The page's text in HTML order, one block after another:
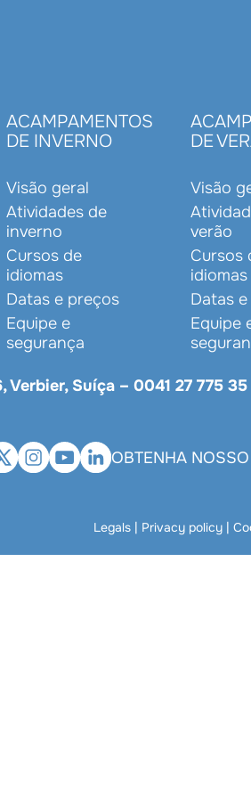
ACAMPAMENTOS
DE INVERNO
Visão geral
Atividades de
inverno
Cursos de
idiomas
Datas e preços
Equipe e
segurança
DE
Visão
verão
Cursos
idiomas
Datas
Equipe
Verbier, Suíça – 0041 27 775
OBTENHA
Legals | Privacy policy |